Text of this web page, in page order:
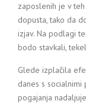
zaposlenih je v
dopusta, tako da
izjav. Na podlagi
bodo stavkali,
Glede izplačila
danes s
pogajanja